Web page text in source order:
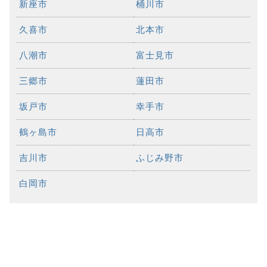
新座市 桶川市
久喜市 北本市
八潮市 富士見市
三郷市 蓮田市
坂戸市 幸手市
鶴ヶ島市 日高市
吉川市 ふじみ野市
白岡市